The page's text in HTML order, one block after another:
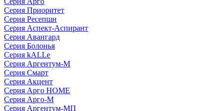
Серия Приоритет
Серия Ресепшн
Серия Аспект-Аспирант
Серия Авангард
Серия Болонья
Серия kALLe
Серия Аргентум-М
Серия Смарт
Серия Акцент
Серия Арго HOME
Серия Арго-М
Серия Аргентум-МП